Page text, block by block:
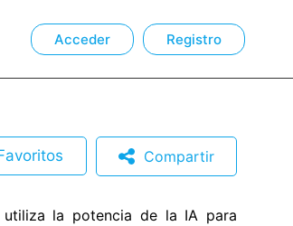
Acceder Registro
Compartir
la potencia de la IA para